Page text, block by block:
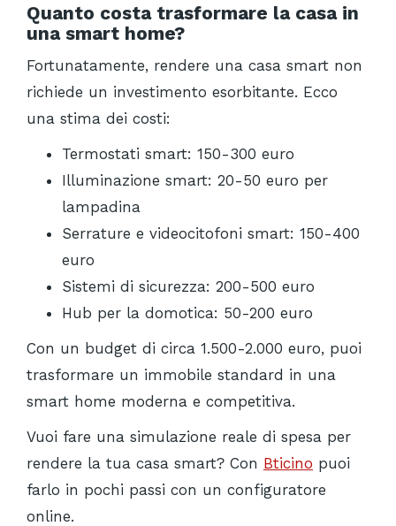
Quanto costa trasformare la casa in
una smart home?
Fortunatamente, rendere una casa smart non
richiede un investimento esorbitante. Ecco
una stima dei costi:
Termostati smart: 150-300 euro
Illuminazione smart: 20-50 euro per
lampadina
Serrature e videocitofoni smart: 150-400
euro
Sistemi di sicurezza: 200-500 euro
Hub per la domotica: 50-200 euro
Con un budget di circa 1.500-2.000 euro, puoi
trasformare un immobile standard in una
smart home moderna e competitiva.
Vuoi fare una simulazione reale di spesa per
rendere la tua casa smart? Con Bticino puoi
farlo in pochi passi con un configuratore
online.